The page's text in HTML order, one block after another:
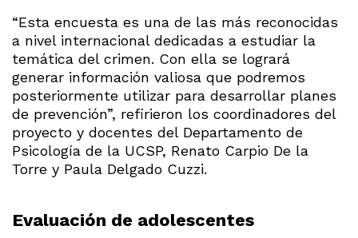
“Esta encuesta es una de las más reconocidas
a nivel internacional dedicadas a estudiar la
temática del crimen. Con ella se logrará
generar información valiosa que podremos
posteriormente utilizar para desarrollar planes
de prevención”, refirieron los coordinadores del
proyecto y docentes del Departamento de
Psicología de la UCSP, Renato Carpio De la
Torre y Paula Delgado Cuzzi.
Evaluación de adolescentes